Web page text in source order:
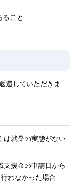
こと
還していただきま
は就業の実態がない
支援金の申請日から
わなかった場合